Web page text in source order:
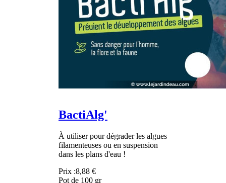
BactiAlg'
À utiliser pour dégrader les algues
filamenteuses ou en suspension
dans les plans d'eau !
Prix :8,88 €
Pot de 100 gr